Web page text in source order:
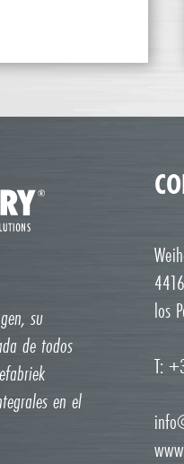
su
de todos
en el
los
T: